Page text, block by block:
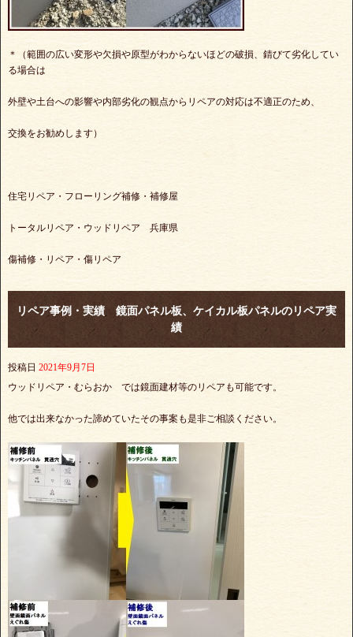
＊（範囲の広い変形や欠損や原型がわからないほどの破損、錆びて劣化してい
る場合は
外壁や土台への影響や内部劣化の観点からリペアの対応は不適正のため、
交換をお勧めします）
住宅リペア・フローリング補修・補修屋
トータルリペア・ウッドリペア 兵庫県
傷補修・リペア・傷リペア
リペア事例・実績 鏡面パネル板、ケイカル板パネルのリペア実
績
投稿日 2021年9月7日
ウッドリペア・むらおか では鏡面建材等のリペアも可能です。
他では出来なかった諦めていたその事案も是非ご相談ください。